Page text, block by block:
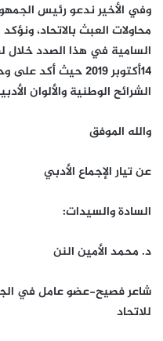
وفي الأخير ندعو رئيس
محاولات العبث بالاتحاد،
السامية في هذا الصدد خلال
14أكتوبر 2019 حيث
الشرائح الوطنية والألوان
والله الموفق
عن تيار الإجماع الأدبي
السادة والسيدات:
د. محمد الأمين النن
شاعر فصيح-عضو عامل في
للاتحاد